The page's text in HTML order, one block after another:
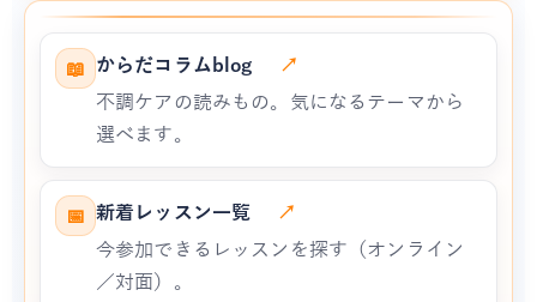
📖 からだコラムblog
↗
不調ケアの読みもの。気になるテーマから
選べます。
📅 新着レッスン一覧
↗
今参加できるレッスンを探す（オンライン
／対面）。